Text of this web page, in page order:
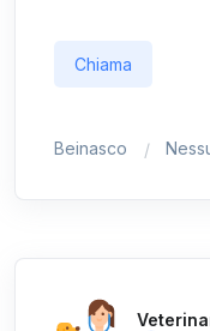
Chiama
Beinasco